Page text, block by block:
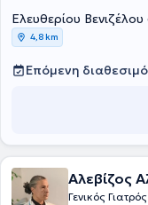
υπέρταση, στην
διαβήτη και στην παχυσαρκία. Τέλος, η γιατρός
Ελληνικής
Εσωτερικής
Ελευθερίου
4,8 km
Επόμενη
Αλεβίζος
Γενικός Γιατρός